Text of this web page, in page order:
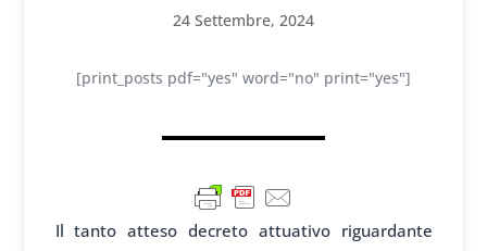
24 Settembre, 2024
[print_posts pdf="yes" word="no" print="yes"]
Il tanto atteso decreto attuativo riguardante